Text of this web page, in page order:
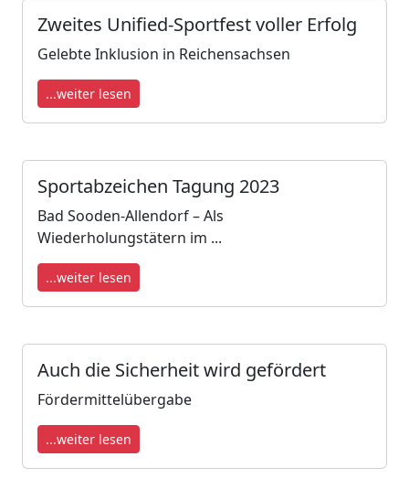
Zweites Unified-Sportfest voller Erfolg
Gelebte Inklusion in Reichensachsen
...weiter lesen
Sportabzeichen Tagung 2023
Bad Sooden-Allendorf – Als
Wiederholungstätern im ...
...weiter lesen
Auch die Sicherheit wird gefördert
Fördermittelübergabe
...weiter lesen